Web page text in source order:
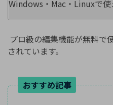
Windows・Mac・Linuxで使
プロ級の編集機能が無料で
されています。
おすすめ記事